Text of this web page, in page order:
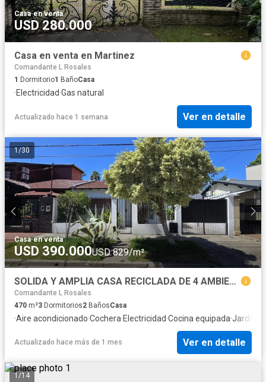
Casa·en venta
USD 280.000
Casa en venta en Martinez
Comandante L Rosales
1 Dormitorio1 BañoCasa
·Electricidad·Gas natural
Actualizado hace 1 semana Ver en detalle
1/30
Casa·en venta
USD 390.000USD 829/m²
SOLIDA Y AMPLIA CASA RECICLADA DE 4 AMBIENTES MAS ESCRITORIO CON COCHERA Y JARDIN EN VENTA. MARTINEZ
Comandante L Rosales
470 m²3 Dormitorios2 BañosCasa
·Aire acondicionado·Cochera·Electricidad·Cocina equipada·Jardín
Actualizado hace más de 1 mes Ver en detalle
1 /14